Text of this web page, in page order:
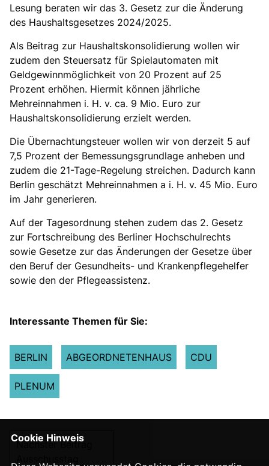
Lesung beraten wir das 3. Gesetz zur die Änderung
des Haushaltsgesetzes 2024/2025.
Als Beitrag zur Haushaltskonsolidierung wollen wir
zudem den Steuersatz für Spielautomaten mit
Geldgewinnmöglichkeit von 20 Prozent auf 25
Prozent erhöhen. Hiermit können jährliche
Mehreinnahmen i. H. v. ca. 9 Mio. Euro zur
Haushaltskonsolidierung erzielt werden.
Die Übernachtungsteuer wollen wir von derzeit 5 auf
7,5 Prozent der Bemessungsgrundlage anheben und
zudem die 21-Tage-Regelung streichen. Dadurch kann
Berlin geschätzt Mehreinnahmen a i. H. v. 45 Mio. Euro
im Jahr generieren.
Auf der Tagesordnung stehen zudem das 2. Gesetz
zur Fortschreibung des Berliner Hochschulrechts
sowie Gesetze zur das Änderungen der Gesetze über
den Beruf der Gesundheits- und Krankenpflegehelfer
sowie den der Pflegeassistenz.
Interessante Themen für Sie:
BERLIN ABGEORDNETENHAUS CDU
PLENUM
Nächster Beitrag
Cookie Hinweis